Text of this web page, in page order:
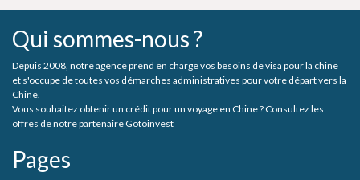
Qui sommes-nous ?
Depuis 2008, notre agence prend en charge vos besoins de visa pour la chine
et s'occupe de toutes vos démarches administratives pour votre départ vers la
Chine.
Vous souhaitez obtenir un crédit pour un voyage en Chine ? Consultez les
offres de notre partenaire Gotoinvest
Pages